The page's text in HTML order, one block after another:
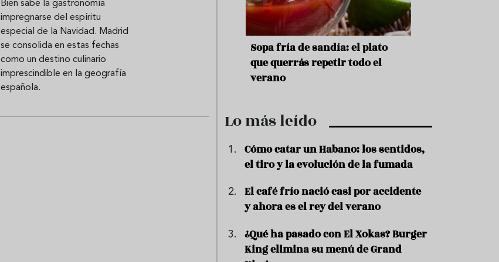
t
r
o
t
R
c
e
t
s
l
u
Bien sabe la gastronomía
impregnarse del espíritu
especial de la Navidad. Madrid
se consolida en estas fechas
como un destino culinario
imprescindible en la geografía
española.
Aceitunas: el aperitivo estrella
del verano
Sopa fría de sandía: el plato
que querrás repetir todo el
verano
Lo más leído
Cómo catar un Habano: los sentidos,
el tiro y la evolución de la fumada
El café frío nació casi por accidente
y ahora es el rey del verano
¿Qué ha pasado con El Xokas? Burger
King elimina su menú de Grand